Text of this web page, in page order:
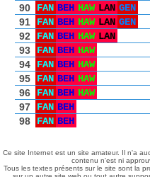
90
FAN BEH HAW LAN GEN
91
FAN BEH HAW LAN GEN
92
FAN BEH HAW LAN
93
FAN BEH HAW
94
FAN BEH HAW
95
FAN BEH HAW
96
FAN BEH HAW
97
FAN BEH
98
FAN BEH
Ce site Internet est un site amateur. Il n'a
contenu n'est ni
Tous les textes présents sur le site sont la